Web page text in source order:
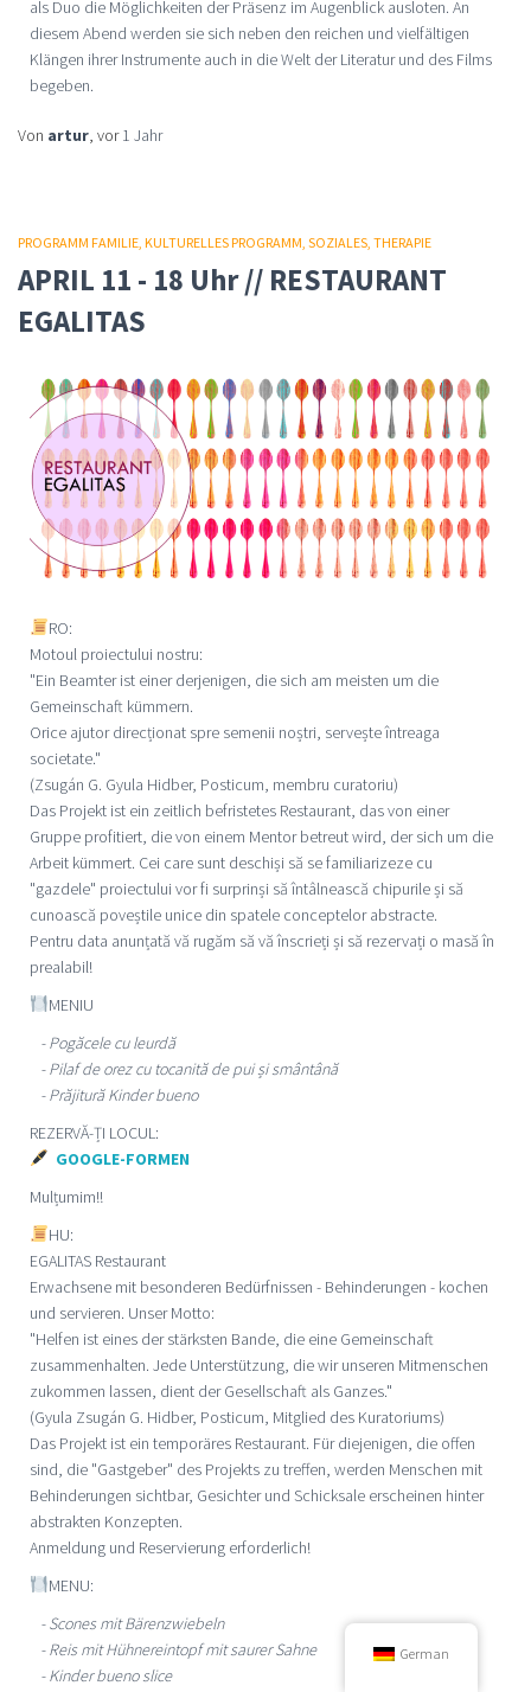
als Duo die Möglichkeiten der Präsenz im Augenblick ausloten. An
diesem Abend werden sie sich neben den reichen und vielfältigen
Klängen ihrer Instrumente auch in die Welt der Literatur und des Films
begeben.
Von artur, vor1 Jahr
PROGRAMM FAMILIE KULTURELLES PROGRAMM SOZIALES THERAPIE
APRIL 11 - 18 Uhr // RESTAURANT
EGALITAS
RO:
Motoul proiectului nostru:
"Ein Beamter ist einer derjenigen, die sich am meisten um die
Gemeinschaft kümmern.
Orice ajutor direcționat spre semenii noștri, servește întreaga
societate."
(Zsugán G. Gyula Hidber, Posticum, membru curatoriu)
Das Projekt ist ein zeitlich befristetes Restaurant, das von einer
Gruppe profitiert, die von einem Mentor betreut wird, der sich um die
Arbeit kümmert. Cei care sunt deschiși să se familiarizeze cu
"gazdele" proiectului vor fi surprinși să întâlnească chipurile și să
cunoască poveștile unice din spatele conceptelor abstracte.
Pentru data anunțată vă rugăm să vă înscrieți și să rezervați o masă în
prealabil!
MENIU
- Pogăcele cu leurdă
- Pilaf de orez cu tocanită de pui și smântână
- Prăjitură Kinder bueno
REZERVĂ-ȚI LOCUL:
GOOGLE-FORMEN
Mulțumim!!
HU:
EGALITAS Restaurant
Erwachsene mit besonderen Bedürfnissen - Behinderungen - kochen
und servieren. Unser Motto:
"Helfen ist eines der stärksten Bande, die eine Gemeinschaft
zusammenhalten. Jede Unterstützung, die wir unseren Mitmenschen
zukommen lassen, dient der Gesellschaft als Ganzes."
(Gyula Zsugán G. Hidber, Posticum, Mitglied des Kuratoriums)
Das Projekt ist ein temporäres Restaurant. Für diejenigen, die offen
sind, die "Gastgeber" des Projekts zu treffen, werden Menschen mit
Behinderungen sichtbar, Gesichter und Schicksale erscheinen hinter
abstrakten Konzepten.
Anmeldung und Reservierung erforderlich!
MENU:
- Scones mit Bärenzwiebeln
- Reis mit Hühnereintopf mit saurer Sahne
- Kinder bueno slice
German